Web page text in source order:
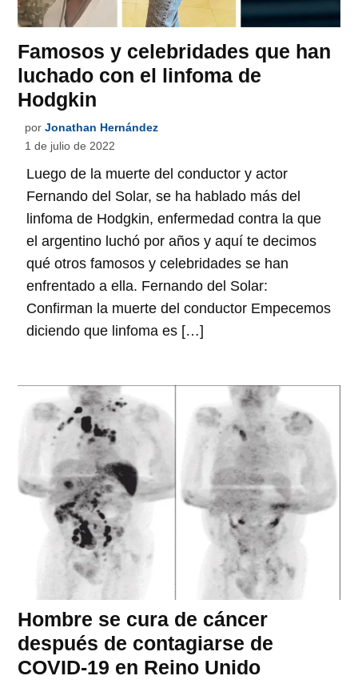
Famosos y celebridades que han
luchado con el linfoma de
Hodgkin
por Jonathan Hernández
1 de julio de 2022
Luego de la muerte del conductor y actor
Fernando del Solar, se ha hablado más del
linfoma de Hodgkin, enfermedad contra la que
el argentino luchó por años y aquí te decimos
qué otros famosos y celebridades se han
enfrentado a ella. Fernando del Solar:
Confirman la muerte del conductor Empecemos
diciendo que linfoma es […]
Hombre se cura de cáncer
después de contagiarse de
COVID-19 en Reino Unido